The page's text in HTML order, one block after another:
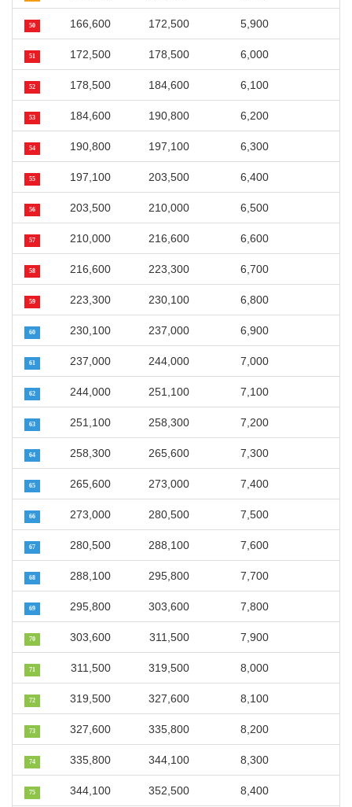
50 166,600 172,500 5,900
51 172,500 178,500 6,000
52 178,500 184,600 6,100
53 184,600 190,800 6,200
54 190,800 197,100 6,300
55 197,100 203,500 6,400
56 203,500 210,000 6,500
57 210,000 216,600 6,600
58 216,600 223,300 6,700
59 223,300 230,100 6,800
60 230,100 237,000 6,900
61 237,000 244,000 7,000
62 244,000 251,100 7,100
63 251,100 258,300 7,200
64 258,300 265,600 7,300
65 265,600 273,000 7,400
66 273,000 280,500 7,500
67 280,500 288,100 7,600
68 288,100 295,800 7,700
69 295,800 303,600 7,800
70 303,600 311,500 7,900
71 311,500 319,500 8,000
72 319,500 327,600 8,100
73 327,600 335,800 8,200
74 335,800 344,100 8,300
75 344,100 352,500 8,400